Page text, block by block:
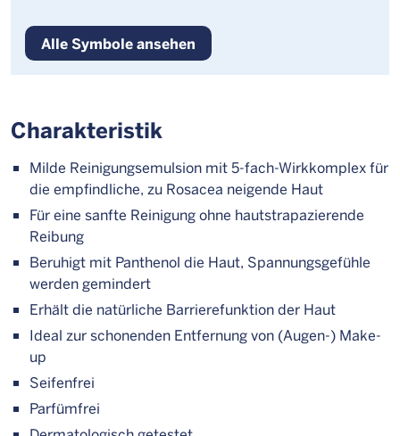
Charakteristik
Milde Reinigungsemulsion mit 5-fach-Wirkkomplex für
die empfindliche, zu Rosacea neigende Haut
Für eine sanfte Reinigung ohne hautstrapazierende
Reibung
Beruhigt mit Panthenol die Haut, Spannungsgefühle
werden gemindert
Erhält die natürliche Barrierefunktion der Haut
Ideal zur schonenden Entfernung von (Augen-) Make-
up
Seifenfrei
Parfümfrei
Alle Symbole ansehen